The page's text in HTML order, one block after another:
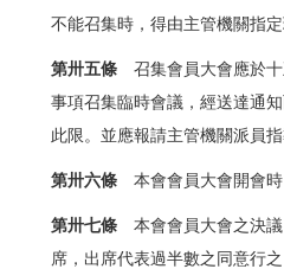
不能召集時，得由主管機關指定
第卅五條召集會員大會應於十
事項召集臨時會議，經送達通
此限。並應報請主管機關派員指
第卅六條本會會員大會開會時
第卅七條本會會員大會之決議
席，出席代表過半數之同意行